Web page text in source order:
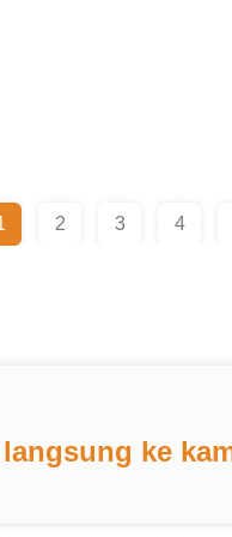
2 3 4
ke